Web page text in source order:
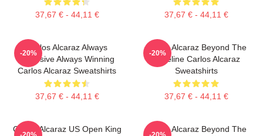
37,67 € - 44,11 € 37,67 € - 44,11 €
Carlos Alcaraz Always
Explosive Always Winning
Carlos Alcaraz Sweatshirts
37,67 € - 44,11 €
-20%
Carlos Alcaraz Beyond The
Baseline Carlos Alcaraz
Sweatshirts
37,67 € - 44,11 €
-20%
Carlos Alcaraz US Open King
Carlos Alcaraz Beyond The